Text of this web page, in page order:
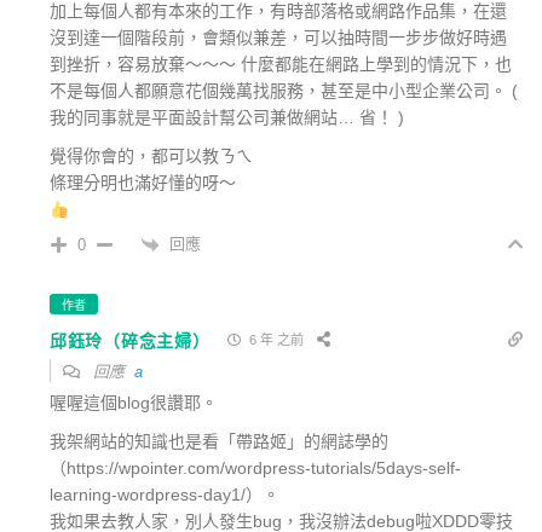
加上每個人都有本來的工作，有時部落格或網路作品集，在還
沒到達一個階段前，會類似兼差，可以抽時間一步步做好時遇
到挫折，容易放棄～～～ 什麼都能在網路上學到的情況下，也
不是每個人都願意花個幾萬找服務，甚至是中小型企業公司。 (
我的同事就是平面設計幫公司兼做網站… 省！ )
覺得你會的，都可以教ㄋㄟ
條理分明也滿好懂的呀～
0 回應
作者
邱鈺玲（碎念主婦） 6 年 之前
回應 a
喔喔這個blog很讚耶。
我架網站的知識也是看「帶路姬」的網誌學的
（https://wpointer.com/wordpress-tutorials/5days-self-
learning-wordpress-day1/）。
我如果去教人家，別人發生bug，我沒辦法debug啦XDDD零技